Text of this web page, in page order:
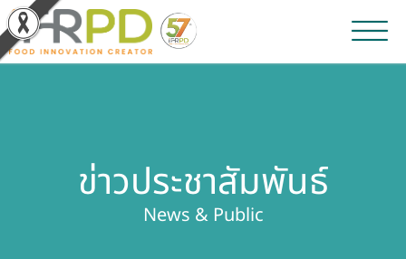
ผลิตภัณฑ์และจำหน่าย
ข่าวประชาสัมพันธ์
News & Public